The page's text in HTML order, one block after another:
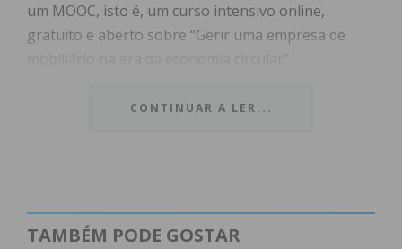
um MOOC, isto é, um curso intensivo online,
gratuito e aberto sobre “Gerir uma empresa de
O evento vai contar com a participação de oradores
europeu INFURI. Alguns dos convidados incluem as
CONTINUAR A LER...
TAMBÉM PODE GOSTAR